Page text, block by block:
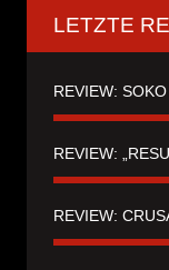
LETZTE
REVIEW: